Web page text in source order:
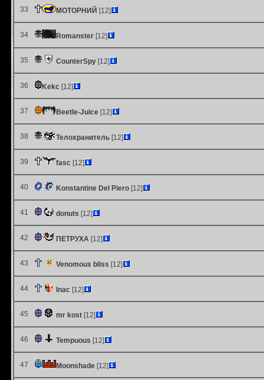
33 МОТОРНИЙ [12]
34 Romanster [12]
35 CounterSpy [12]
36 Kekc [12]
37 Beetle-Juice [12]
38 Телохранитель [12]
39 fasc [12]
40 Konstantine Del Piero [12]
41 donuts [12]
42 ПЕТРУХА [12]
43 Venomous bliss [12]
44 Inac [12]
45 mr kost [12]
46 Tempuous [12]
47 Moonshade [12]